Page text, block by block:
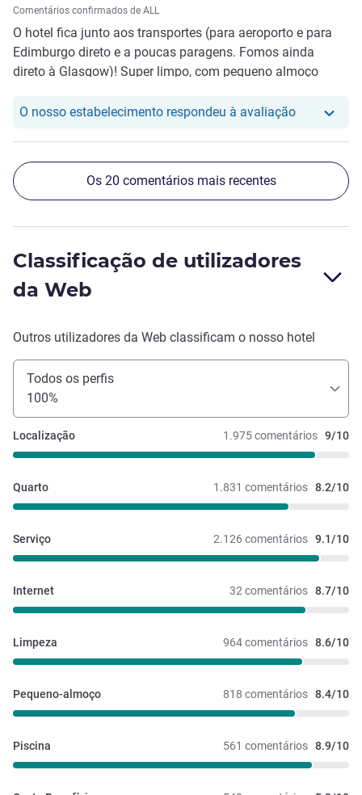
Comentários confirmados de ALL
O hotel fica junto aos transportes (para aeroporto e para
Edimburgo direto e a poucas paragens. Fomos ainda
direto à Glasgow)! Super limpo, com pequeno almoço
de tudo.
O nosso estabelecimento respondeu à avaliaçãoO nosso
Os 20 comentários mais recentes
Classificação de utilizadores
da Web
Outros utilizadores da Web classificam o nosso hotel
Todos os perfis
100%
1.975 comentários 9/10
Localização
1.831 comentários 8.2/10
Quarto
2.126 comentários 9.1/10
Serviço
32 comentários 8.7/10
Internet
964 comentários 8.6/10
Limpeza
818 comentários 8.4/10
Pequeno-almoço
561 comentários 8.9/10
Piscina